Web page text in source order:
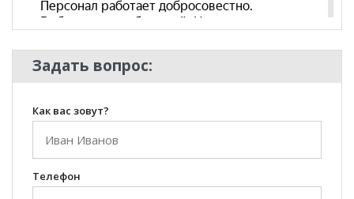
Задать вопрос:
Как вас зовут?
Телефон